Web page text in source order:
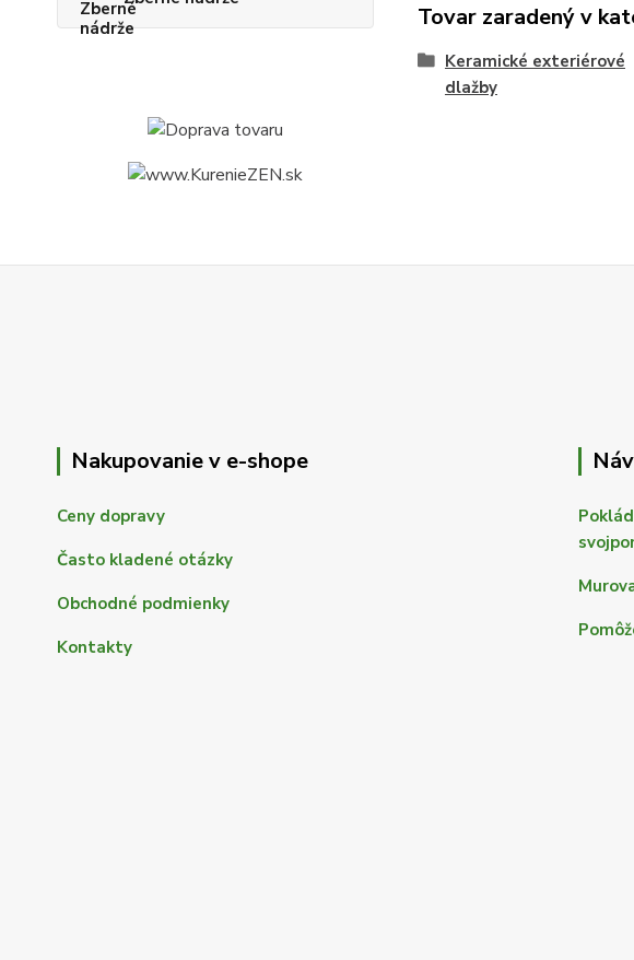
Tovar zaradený v
Keramické exteriérové
dlažby
Nakupovanie v e-shope
Ceny dopravy
Často kladené otázky
Obchodné podmienky
Kontakty